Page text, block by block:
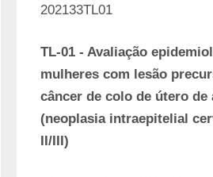
202133TL01
TL-01 - Avaliação
mulheres com lesão
câncer de colo de útero de
(neoplasia intraepitelial
II/III)